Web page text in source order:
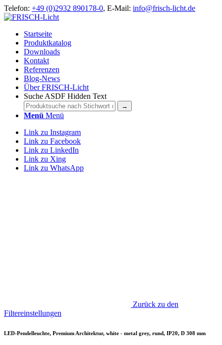
Telefon: +49 (0)2932 890178-0, E-Mail: info@frisch-licht.de
Startseite
Produktkatalog
Downloads
Kontakt
Referenzen
Blog-News
Über FRISCH-Licht
Suche ASDF Hidden Text
Menü Menü
Link zu Instagram
Link zu Facebook
Link zu LinkedIn
Link zu Xing
Link zu WhatsApp
Zurück zu den
Filtereinstellungen
LED-Pendelleuchte, Premium Architektur, white - metal grey, rund, IP20, D 308 mm